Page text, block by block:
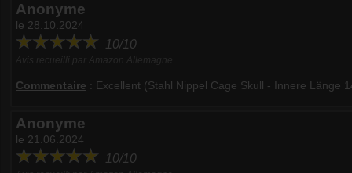
Anonyme
le 28.10.2024
10/10
Commentaire : Excellent (Stahl Nippel Cage Skull - Innere Länge
Anonyme
le 21.06.2024
10/10